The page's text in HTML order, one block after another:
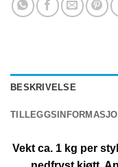
BESKRIVELSE
Vekt ca. 1 kg per